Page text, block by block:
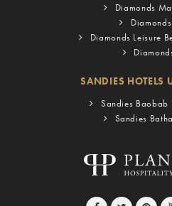
Diamonds
Diamonds Leisure
SANDIES HOTELS
Sandies Baobab
Sandies